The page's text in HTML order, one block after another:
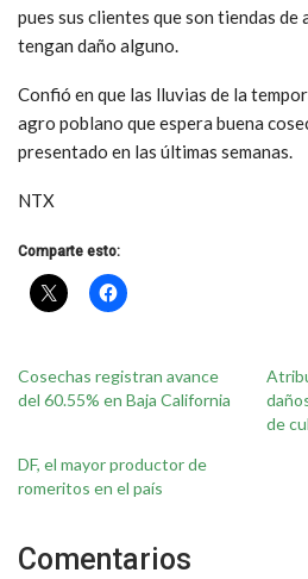
pues sus clientes que son tiendas
tengan daño alguno.
Confió en que las lluvias de la
agro poblano que espera buena
presentado en las últimas semanas.
NTX
Comparte esto:
Cosechas registran avance
del 60.55% en Baja California
de
DF, el mayor productor de
romeritos en el país
Comentarios